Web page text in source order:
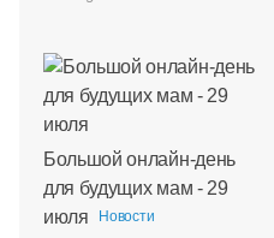
Большой онлайн-день
для будущих мам - 29
июля
Новости